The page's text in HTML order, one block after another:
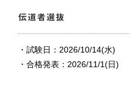
伝道者選抜
・試験日：2026/10/14(水)
・合格発表：2026/11/1(日)